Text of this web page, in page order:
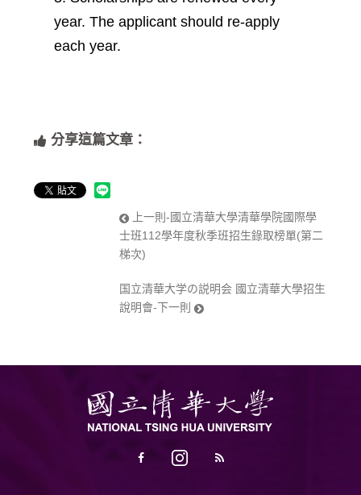
year. The applicant should re-apply
each year.
分享這篇文章：
上一則-國立清華大學清華學院國際學
士班112學年度秋季班招生錄取榜單(第二
梯次)
国立清華大学の説明会 國立清華大學招生
說明會-下一則